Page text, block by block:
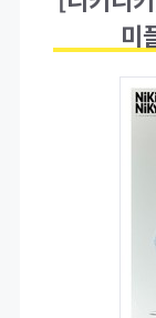
미